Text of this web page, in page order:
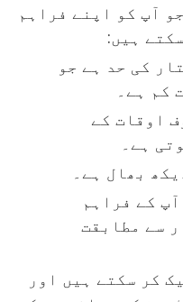
آپ کو اپنے فراہم
ہیں:
کی حد ہے جو
کم ہے۔
اوقات کے
ہے۔
بھال ہے۔
کے فراہم
سے مطابقت
کر سکتے ہیں اور